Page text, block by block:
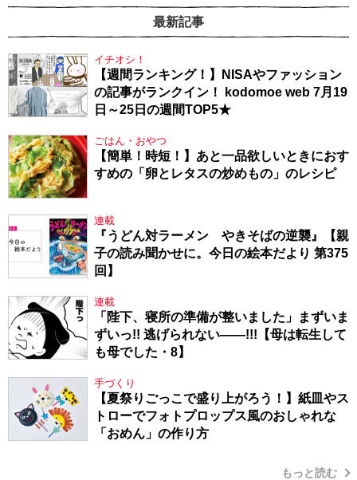
最新記事
イチオシ！
【週間ランキング！】NISAやファッション
の記事がランクイン！ kodomoe web 7月19
日～25日の週間TOP5★
ごはん・おやつ
【簡単！時短！】あと一品欲しいときにおす
すめの「卵とレタスの炒めもの」のレシピ
連載
『うどん対ラーメン やきそばの逆襲』【親
子の読み聞かせに。今日の絵本だより 第375
回】
連載
「陛下、寝所の準備が整いました」まずいま
ずいっ!! 逃げられない――!!!【母は転生して
も母でした・8】
手づくり
【夏祭りごっこで盛り上がろう！】紙皿やス
トローでフォトプロップス風のおしゃれな
「おめん」の作り方
もっと読む